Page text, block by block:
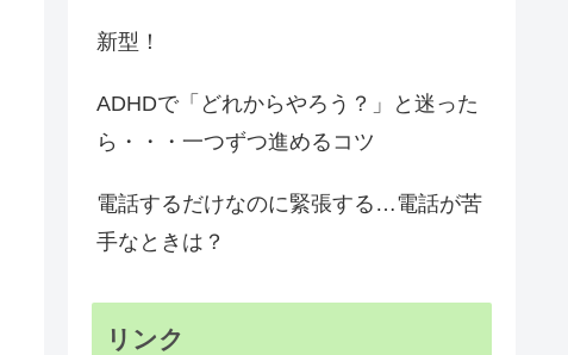
新型！
ADHDで「どれからやろう？」と迷った
ら・・・一つずつ進めるコツ
電話するだけなのに緊張する…電話が苦
手なときは？
リンク